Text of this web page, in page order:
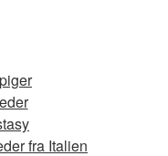
fra Italien